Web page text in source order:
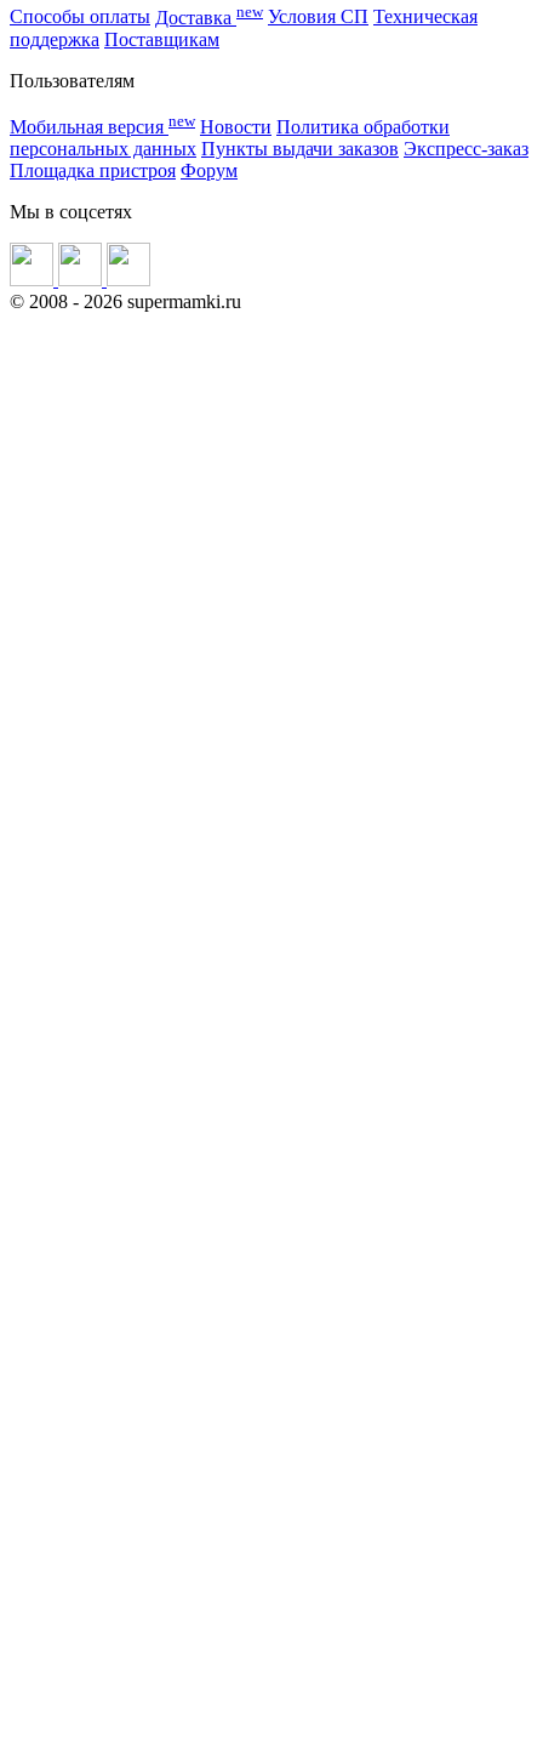
Способы оплаты Доставка new Условия СП Техническая
поддержка Поставщикам
Пользователям
Мобильная версия new Новости Политика обработки
персональных данных Пункты выдачи заказов Экспресс-заказ
Площадка пристроя Форум
Мы в соцсетях
© 2008 - 2026 supermamki.ru